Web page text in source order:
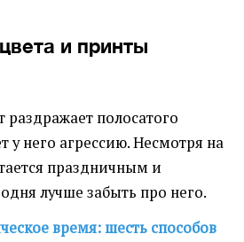
и принты
раздражает полосатого
него агрессию. Несмотря на
праздничным и
лучше забыть про него.
время: шесть способов